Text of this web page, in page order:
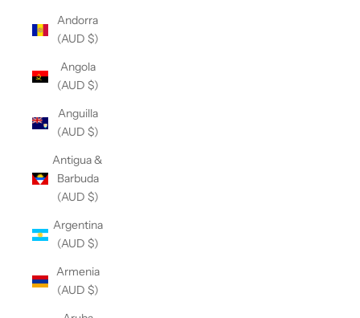
Andorra
(AUD $)
Angola
(AUD $)
Anguilla
(AUD $)
Antigua &
Barbuda
(AUD $)
Argentina
(AUD $)
Armenia
(AUD $)